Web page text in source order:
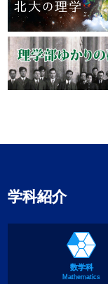
学科紹介
数学科
Mathematics